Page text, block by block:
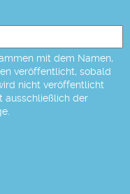
mit dem Namen,
veröffentlicht, sobald
nicht veröffentlicht
ausschließlich der